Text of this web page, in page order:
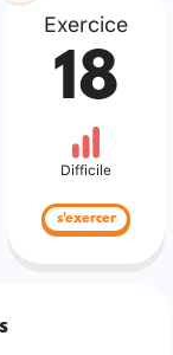
Exercice
18
Difficile
s'exercer